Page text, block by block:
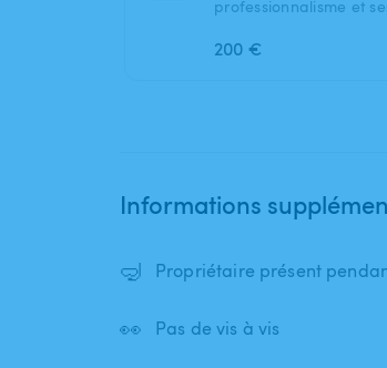
professionnalisme et
200 €
Informations
🤿 Propriétaire présent
👀 Pas de vis à vis